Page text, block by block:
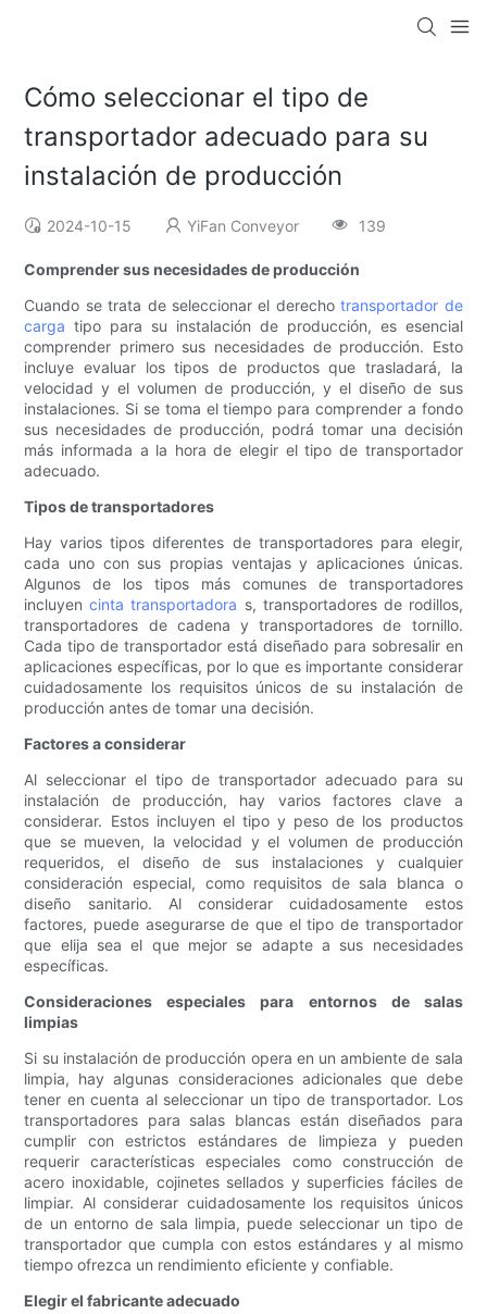
Cómo seleccionar el tipo de
transportador adecuado para su
instalación de producción
2024-10-15 YiFan Conveyor 139
Comprender sus necesidades de producción
Cuando se trata de seleccionar el derechotransportador de
cargatipo para su instalación de producción, es esencial
comprender primero sus necesidades de producción. Esto
incluye evaluar los tipos de productos que trasladará, la
velocidad y el volumen de producción, y el diseño de sus
instalaciones. Si se toma el tiempo para comprender a fondo
sus necesidades de producción, podrá tomar una decisión
más informada a la hora de elegir el tipo de transportador
adecuado.
Tipos de transportadores
Hay varios tipos diferentes de transportadores para elegir,
cada uno con sus propias ventajas y aplicaciones únicas.
Algunos de los tipos más comunes de transportadores
incluyencinta transportadora s, transportadores de rodillos,
transportadores de cadena y transportadores de tornillo.
Cada tipo de transportador está diseñado para sobresalir en
aplicaciones específicas, por lo que es importante considerar
cuidadosamente los requisitos únicos de su instalación de
producción antes de tomar una decisión.
Factores a considerar
Al seleccionar el tipo de transportador adecuado para su
instalación de producción, hay varios factores clave a
considerar. Estos incluyen el tipo y peso de los productos
que se mueven, la velocidad y el volumen de producción
requeridos, el diseño de sus instalaciones y cualquier
consideración especial, como requisitos de sala blanca o
diseño sanitario. Al considerar cuidadosamente estos
factores, puede asegurarse de que el tipo de transportador
que elija sea el que mejor se adapte a sus necesidades
específicas.
Consideraciones especiales para entornos de salas
limpias
Si su instalación de producción opera en un ambiente de sala
limpia, hay algunas consideraciones adicionales que debe
tener en cuenta al seleccionar un tipo de transportador. Los
transportadores para salas blancas están diseñados para
cumplir con estrictos estándares de limpieza y pueden
requerir características especiales como construcción de
acero inoxidable, cojinetes sellados y superficies fáciles de
limpiar. Al considerar cuidadosamente los requisitos únicos
de un entorno de sala limpia, puede seleccionar un tipo de
transportador que cumpla con estos estándares y al mismo
tiempo ofrezca un rendimiento eficiente y confiable.
Elegir el fabricante adecuado